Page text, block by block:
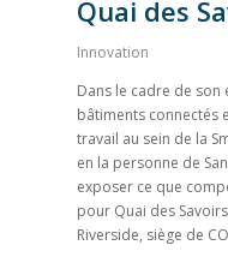
Quai des
Innovation
Dans le cadre de
bâtiments connectés
travail au sein de la
en la personne de
exposer ce que
pour Quai des
Riverside, siège de